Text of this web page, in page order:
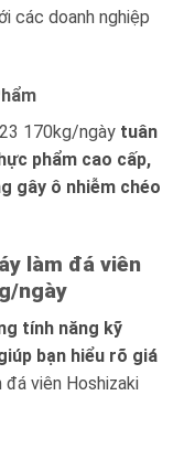
các doanh nghiệp
170kg/ngày tuân
phẩm cao cấp,
gây ô nhiễm chéo
làm đá viên
ngày
tính năng kỹ
bạn hiểu rõ giá
đá viên Hoshizaki